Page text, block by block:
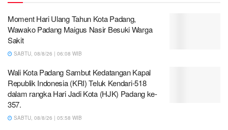
Moment Hari Ulang Tahun Kota Padang,
Wawako Padang Maigus Nasir Besuki Warga
Sakit
SABTU, 08/8/26 | 06:08 WIB
Wali Kota Padang Sambut Kedatangan Kapal
Republik Indonesia (KRI) Teluk Kendari-518
dalam rangka Hari Jadi Kota (HJK) Padang ke-
357.
SABTU, 08/8/26 | 05:58 WIB